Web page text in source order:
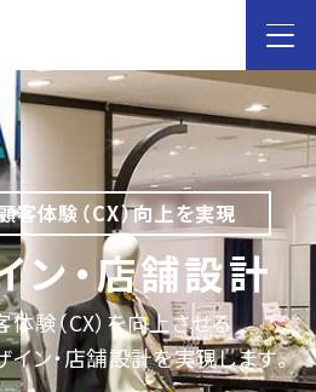
計
客体験（CX）向上を実現
ン・店舗設計
験（CX）を向上させる
ン・店舗設計を実現します。